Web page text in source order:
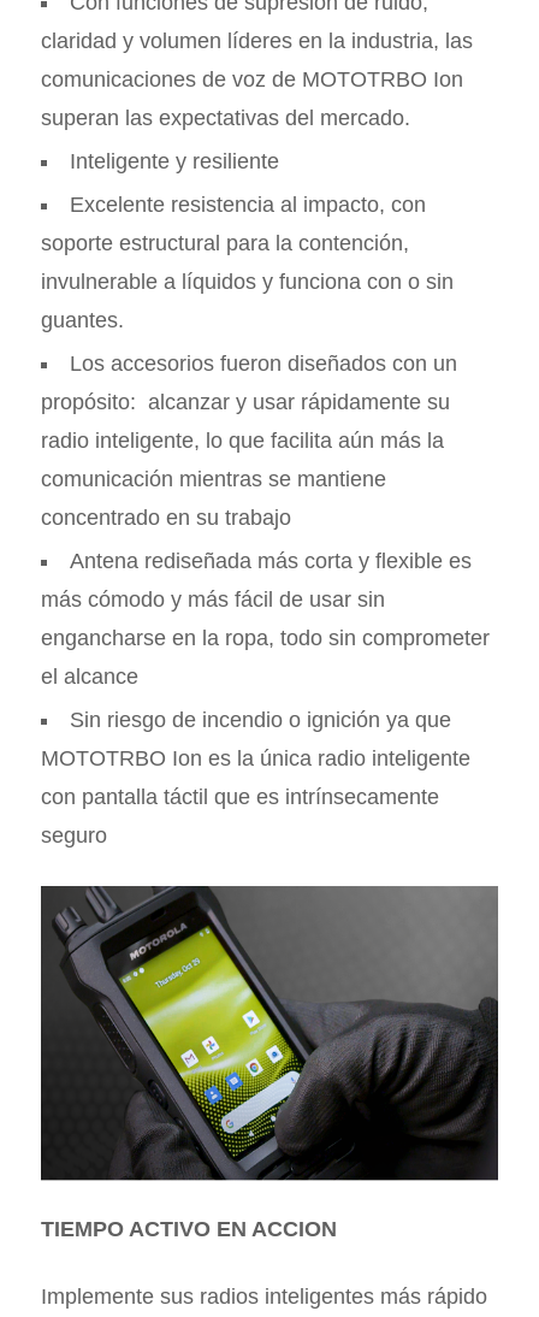
claridad y volumen líderes en la industria, las
comunicaciones de voz de MOTOTRBO Ion
superan las expectativas del mercado.
Inteligente y resiliente
Excelente resistencia al impacto, con
soporte estructural para la contención,
invulnerable a líquidos y funciona con o sin
guantes.
Los accesorios fueron diseñados con un
propósito: alcanzar y usar rápidamente su
radio inteligente, lo que facilita aún más la
comunicación mientras se mantiene
concentrado en su trabajo
Antena rediseñada más corta y flexible es
más cómodo y más fácil de usar sin
engancharse en la ropa, todo sin comprometer
el alcance
Sin riesgo de incendio o ignición ya que
MOTOTRBO Ion es la única radio inteligente
con pantalla táctil que es intrínsecamente
seguro
TIEMPO ACTIVO EN ACCION
Implemente sus radios inteligentes más rápido